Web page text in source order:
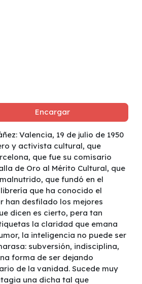
Encargar
Valencia, 19 de julio de 1950
y activista cultural, que
que fue su comisario
de Oro al Mérito Cultural, que
que fundó en el
que ha conocido el
han desfilado los mejores
dicen es cierto, pera tan
la claridad que emana
la inteligencia no puede ser
subversión, indisciplina,
forma de ser dejando
de la vanidad. Sucede muy
una dicha tal que